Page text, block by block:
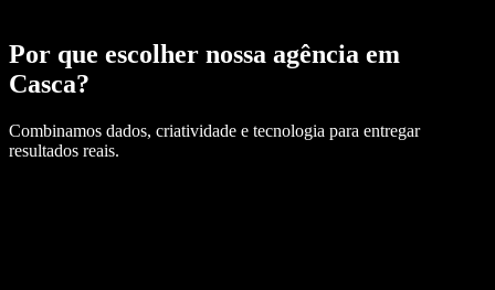
Por que escolher nossa agência em
Casca?
Combinamos dados, criatividade e tecnologia para entregar
resultados reais.